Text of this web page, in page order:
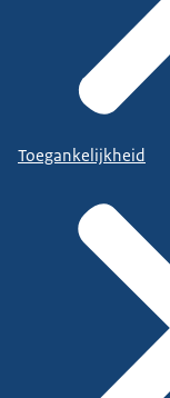
Toegankelijkheid